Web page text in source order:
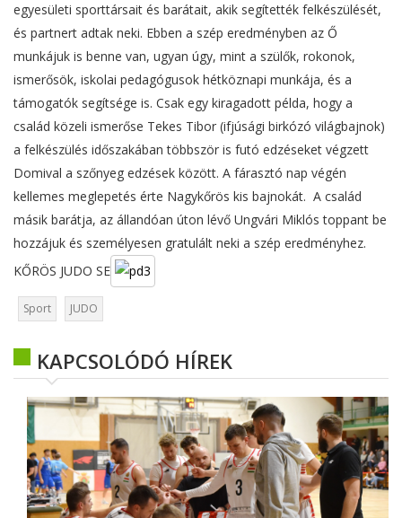
egyesületi sporttársait és barátait, akik segítették felkészülését,
és partnert adtak neki. Ebben a szép eredményben az Ő
munkájuk is benne van, ugyan úgy, mint a szülők, rokonok,
ismerősök, iskolai pedagógusok hétköznapi munkája, és a
támogatók segítsége is. Csak egy kiragadott példa, hogy a
család közeli ismerőse Tekes Tibor (ifjúsági birkózó világbajnok)
a felkészülés időszakában többször is futó edzéseket végzett
Domival a szőnyeg edzések között. A fárasztó nap végén
kellemes meglepetés érte Nagykőrös kis bajnokát. A család
másik barátja, az állandóan úton lévő Ungvári Miklós toppant be
hozzájuk és személyesen gratulált neki a szép eredményhez.
KŐRÖS JUDO SE
Sport JUDO
KAPCSOLÓDÓ HÍREK